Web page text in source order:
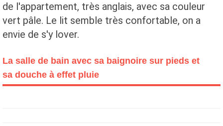
de l'appartement, très anglais, avec sa couleur
vert pâle. Le lit semble très confortable, on a
envie de s'y lover.
La salle de bain avec sa baignoire sur pieds et
sa douche à effet pluie